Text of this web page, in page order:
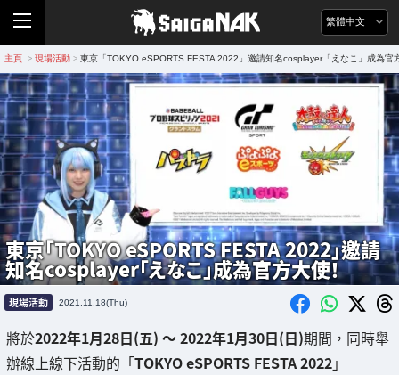
繁體中文
主頁 > 現場活動 > 東京「TOKYO eSPORTS FESTA 2022」邀請知名cosplayer「えなこ」成為官
東京「TOKYO eSPORTS FESTA 2022」邀請
知名cosplayer「えなこ」成為官方大使！
現場活動 2021.11.18(Thu)
將於2022年1月28日(五) ～ 2022年1月30日(日)期間，同時舉
辦線上線下活動的「TOKYO eSPORTS FESTA 2022」